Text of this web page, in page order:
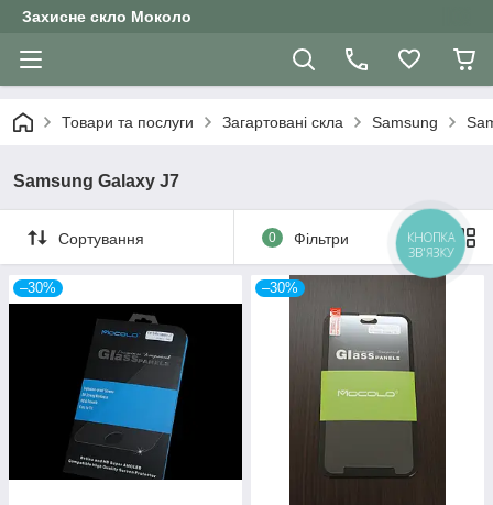
Захисне скло Moколо
Товари та послуги Загартовані скла Samsung
Samsung Galaxy J7
Сортування 0 Фільтри
–30% –30%
КНОПКА
ЗВ'ЯЗКУ